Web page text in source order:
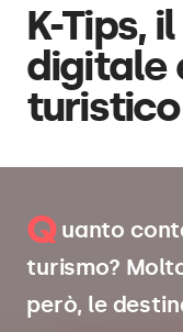
K-Tips,
digitale
Q uanto
turismo?
però, le